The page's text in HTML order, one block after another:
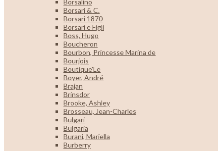
Borsari & C.
Borsari 1870
Borsari e Figli
Boss, Hugo
Boucheron
Bourbon, Princesse Marina de
Bourjois
Boutique'Le
Boyer, André
Brajan
Brinsdor
Brooke, Ashley
Brosseau, Jean-Charles
Bulgari
Bulgaria
Burani, Mariella
Burberry